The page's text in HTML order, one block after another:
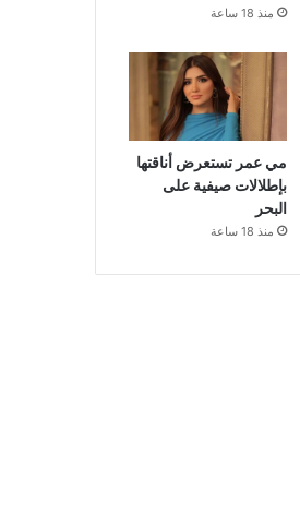
منذ 18 ساعة
مي عمر تستعرض أناقتها
بإطلالات صيفية على
البحر
منذ 18 ساعة